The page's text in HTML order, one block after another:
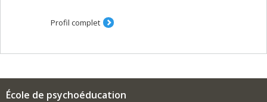
Profil complet
École de psychoéducation